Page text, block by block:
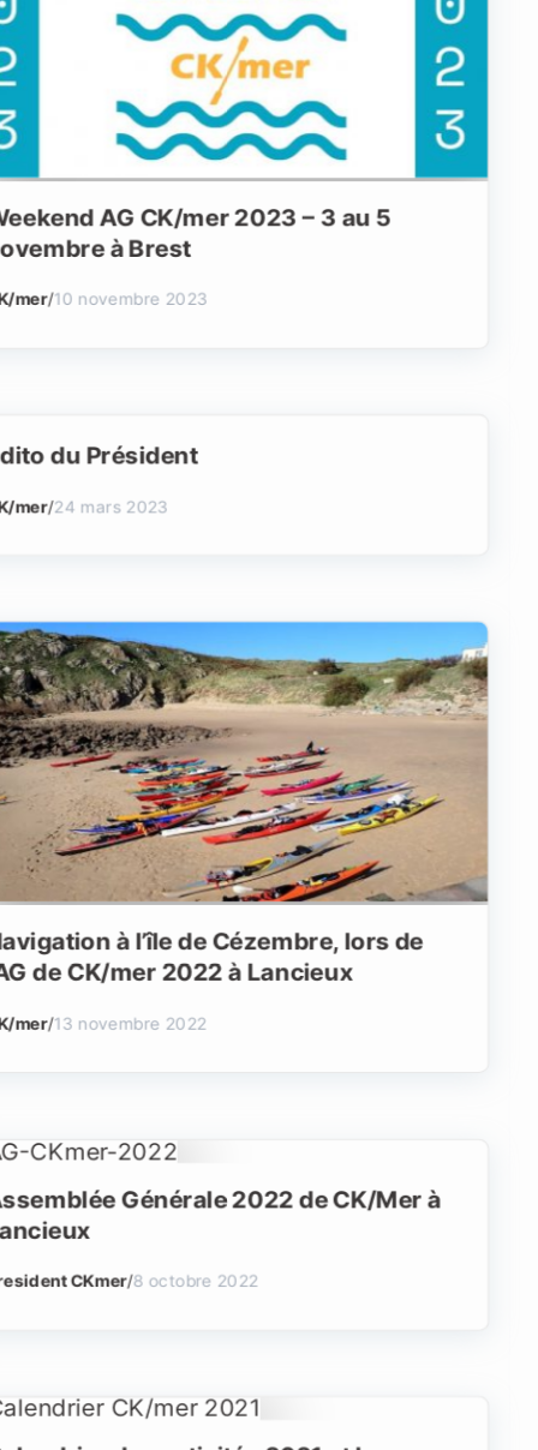
AG CK/mer 2023 – 3 au 5
à Brest
mer/10 novembre 2023
du Président
mer/24 mars 2023
à l’île de Cézembre, lors de
de CK/mer 2022 à Lancieux
mer/13 novembre 2022
Générale 2022 de CK/Mer à
CKmer/8 octobre 2022